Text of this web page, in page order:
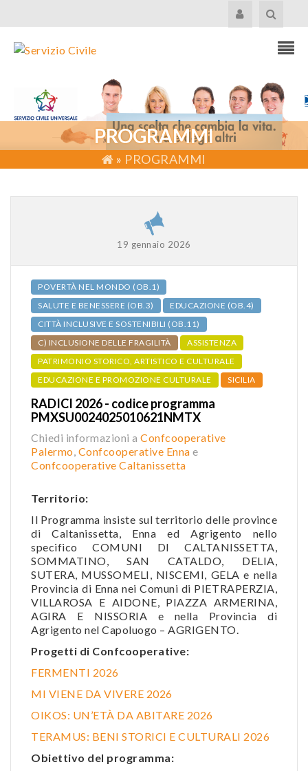
PROGRAMMI
» PROGRAMMI
19 gennaio 2026
POVERTÀ NEL MONDO (OB.1)
SALUTE E BENESSERE (OB.3)
EDUCAZIONE (OB.4)
CITTÀ INCLUSIVE E SOSTENIBILI (OB.11)
C) INCLUSIONE DELLE FRAGILITÀ
ASSISTENZA
PATRIMONIO STORICO, ARTISTICO E CULTURALE
EDUCAZIONE E PROMOZIONE CULTURALE
SICILIA
RADICI 2026 - codice programma
PMXSU0024025010621NMTX
Chiedi informazioni a Confcooperative
Palermo, Confcooperative Enna e
Confcooperative Caltanissetta
Territorio:
Il Programma insiste sul territorio delle province
di Caltanissetta, Enna ed Agrigento nello
specifico COMUNI DI CALTANISSETTA,
SOMMATINO, SAN CATALDO, DELIA,
SUTERA, MUSSOMELI, NISCEMI, GELA e nella
Provincia di Enna nei Comuni di PIETRAPERZIA,
VILLAROSA E AIDONE, PIAZZA ARMERINA,
AGIRA E NISSORIA e nella Provincia di
Agrigento nel Capoluogo – AGRIGENTO.
Progetti di Confcooperative:
FERMENTI 2026
MI VIENE DA VIVERE 2026
OIKOS: UN’ETÀ DA ABITARE 2026
TERAMUS: BENI STORICI E CULTURALI 2026
Obiettivo del programma: